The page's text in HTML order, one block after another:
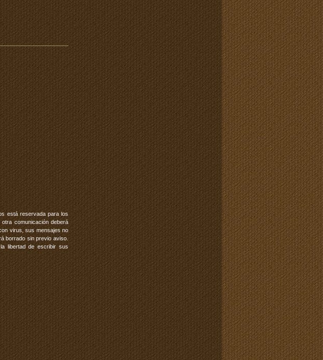
está reservada para los
comunicación deberá
virus, sus mensajes no
borrado sin previo aviso.
libertad de escribir sus